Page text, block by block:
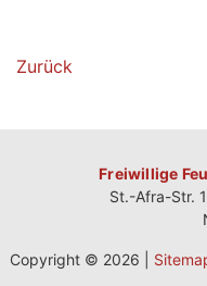
Zurück
Freiwillige
St.-Afra-Str.
Copyright © 2026 |